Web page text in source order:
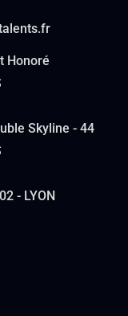
Honoré
Skyline - 44
- LYON